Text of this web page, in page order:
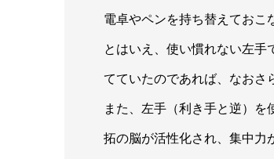
電卓やペンを持ち替えておこ
とはいえ、使い慣れない左
てていたのであれば、なおさ
また、左手（利き手と逆）
拓の脳が活性化され、集中力